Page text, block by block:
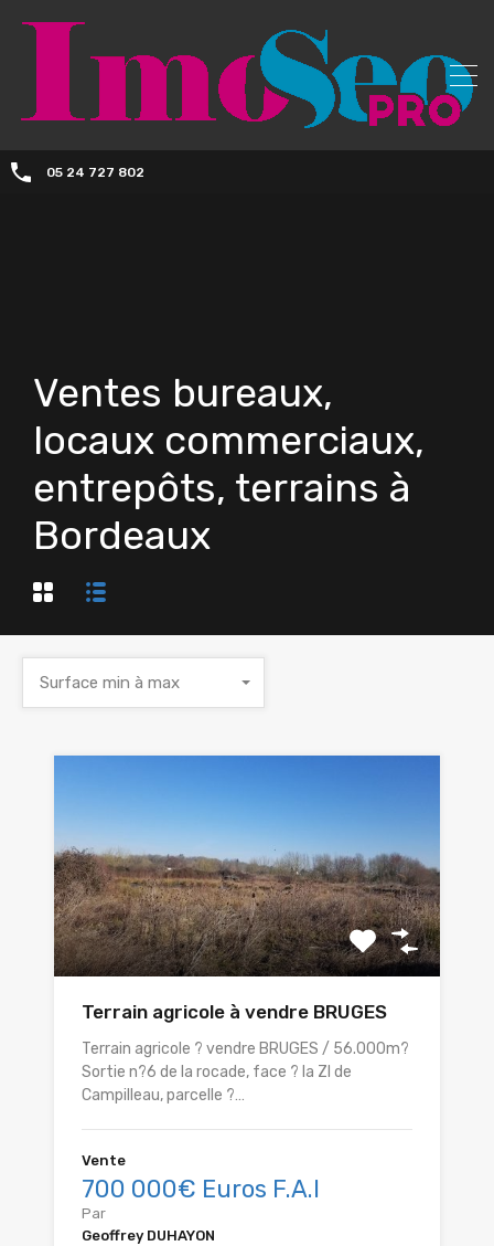
05 24 727 802
Ventes bureaux,
locaux commerciaux,
entrepôts, terrains à
Bordeaux
Surface min à max
Terrain agricole à vendre BRUGES
Terrain agricole ? vendre BRUGES / 56.000m?
Sortie n?6 de la rocade, face ? la ZI de
Campilleau, parcelle ?…
Vente
700 000€ Euros F.A.I
Par
Geoffrey DUHAYON